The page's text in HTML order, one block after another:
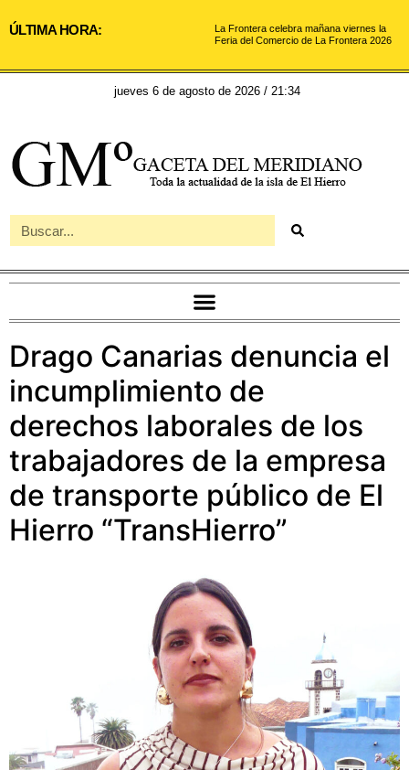
ÚLTIMA HORA:
La Frontera celebra mañana viernes la
Feria del Comercio de La Frontera 2026
jueves 6 de agosto de 2026 / 21:34
Drago Canarias denuncia el
incumplimiento de
derechos laborales de los
trabajadores de la empresa
de transporte público de El
Hierro “TransHierro”